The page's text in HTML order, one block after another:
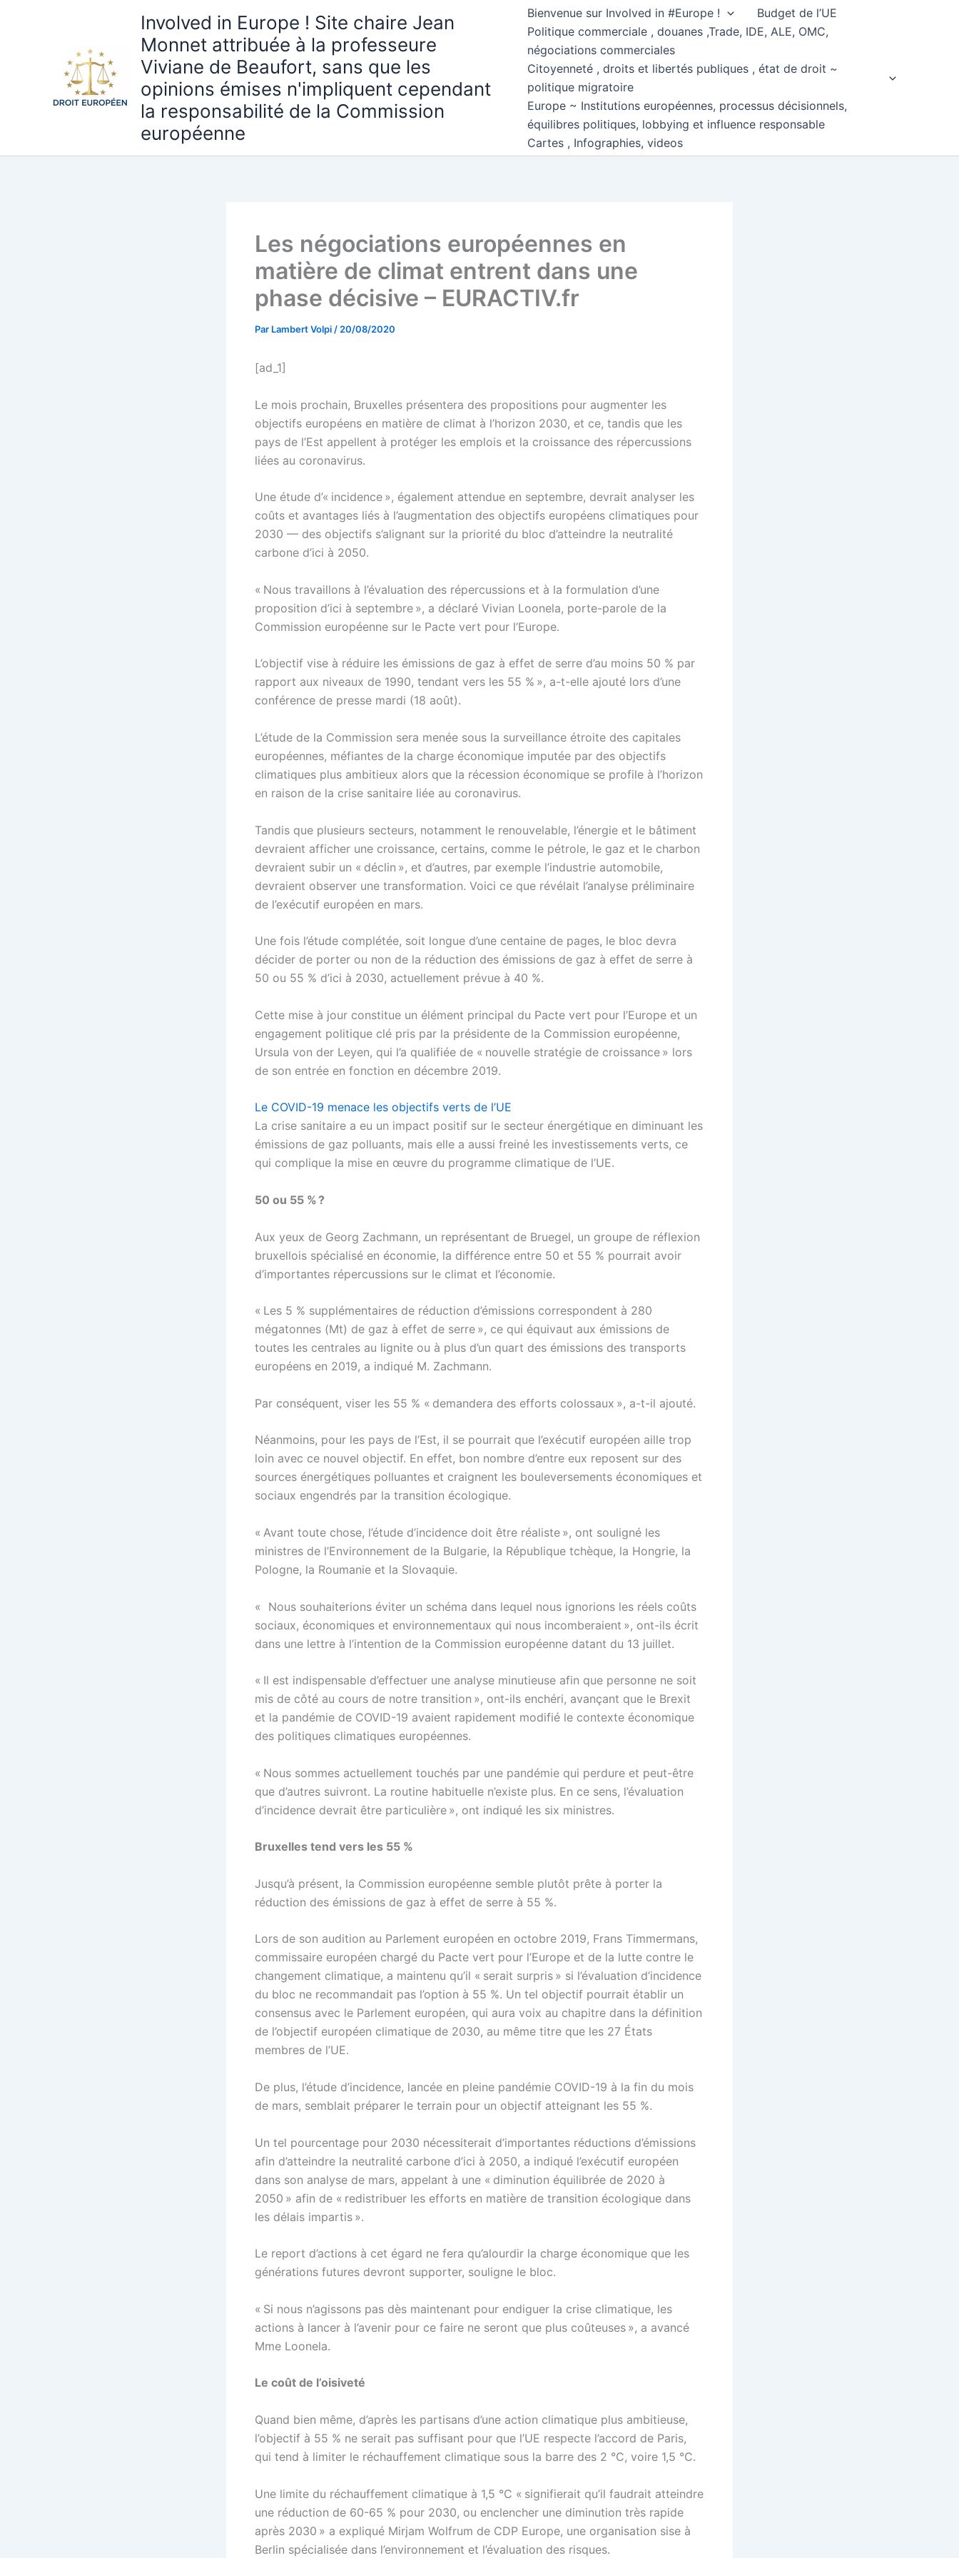
Involved in Europe ! Site chaire Jean
Monnet attribuée à la professeure
Viviane de Beaufort, sans que les
opinions émises n'impliquent cependant
la responsabilité de la Commission
européenne
Bienvenue sur Involved in #Europe !
Budget de l’UE
Politique commerciale , douanes ,Trade, IDE, ALE, OMC,
négociations commerciales
Citoyenneté , droits et libertés publiques , état de droit ~
politique migratoire
Europe ~ Institutions européennes, processus décisionnels,
équilibres politiques, lobbying et influence responsable
Cartes , Infographies, videos
Les négociations européennes en
matière de climat entrent dans une
phase décisive – EURACTIV.fr
Par Lambert Volpi / 20/08/2020
[ad_1]
Le mois prochain, Bruxelles présentera des propositions pour augmenter les
objectifs européens en matière de climat à l’horizon 2030, et ce, tandis que les
pays de l’Est appellent à protéger les emplois et la croissance des répercussions
liées au coronavirus.
Une étude d’« incidence », également attendue en septembre, devrait analyser les
coûts et avantages liés à l’augmentation des objectifs européens climatiques pour
2030 — des objectifs s’alignant sur la priorité du bloc d’atteindre la neutralité
carbone d’ici à 2050.
« Nous travaillons à l’évaluation des répercussions et à la formulation d’une
proposition d’ici à septembre », a déclaré Vivian Loonela, porte-parole de la
Commission européenne sur le Pacte vert pour l’Europe.
L’objectif vise à réduire les émissions de gaz à effet de serre d’au moins 50 % par
rapport aux niveaux de 1990, tendant vers les 55 % », a-t-elle ajouté lors d’une
conférence de presse mardi (18 août).
L’étude de la Commission sera menée sous la surveillance étroite des capitales
européennes, méfiantes de la charge économique imputée par des objectifs
climatiques plus ambitieux alors que la récession économique se profile à l’horizon
en raison de la crise sanitaire liée au coronavirus.
Tandis que plusieurs secteurs, notamment le renouvelable, l’énergie et le bâtiment
devraient afficher une croissance, certains, comme le pétrole, le gaz et le charbon
devraient subir un « déclin », et d’autres, par exemple l’industrie automobile,
devraient observer une transformation. Voici ce que révélait l’analyse préliminaire
de l’exécutif européen en mars.
Une fois l’étude complétée, soit longue d’une centaine de pages, le bloc devra
décider de porter ou non de la réduction des émissions de gaz à effet de serre à
50 ou 55 % d’ici à 2030, actuellement prévue à 40 %.
Cette mise à jour constitue un élément principal du Pacte vert pour l’Europe et un
engagement politique clé pris par la présidente de la Commission européenne,
Ursula von der Leyen, qui l’a qualifiée de « nouvelle stratégie de croissance » lors
de son entrée en fonction en décembre 2019.
Le COVID-19 menace les objectifs verts de l’UE
La crise sanitaire a eu un impact positif sur le secteur énergétique en diminuant les
émissions de gaz polluants, mais elle a aussi freiné les investissements verts, ce
qui complique la mise en œuvre du programme climatique de l’UE.
50 ou 55 % ?
Aux yeux de Georg Zachmann, un représentant de Bruegel, un groupe de réflexion
bruxellois spécialisé en économie, la différence entre 50 et 55 % pourrait avoir
d’importantes répercussions sur le climat et l’économie.
« Les 5 % supplémentaires de réduction d’émissions correspondent à 280
mégatonnes (Mt) de gaz à effet de serre », ce qui équivaut aux émissions de
toutes les centrales au lignite ou à plus d’un quart des émissions des transports
européens en 2019, a indiqué M. Zachmann.
Par conséquent, viser les 55 % « demandera des efforts colossaux », a-t-il ajouté.
Néanmoins, pour les pays de l’Est, il se pourrait que l’exécutif européen aille trop
loin avec ce nouvel objectif. En effet, bon nombre d’entre eux reposent sur des
sources énergétiques polluantes et craignent les bouleversements économiques et
sociaux engendrés par la transition écologique.
« Avant toute chose, l’étude d’incidence doit être réaliste », ont souligné les
ministres de l’Environnement de la Bulgarie, la République tchèque, la Hongrie, la
Pologne, la Roumanie et la Slovaquie.
« Nous souhaiterions éviter un schéma dans lequel nous ignorions les réels coûts
sociaux, économiques et environnementaux qui nous incomberaient », ont-ils écrit
dans une lettre à l’intention de la Commission européenne datant du 13 juillet.
« Il est indispensable d’effectuer une analyse minutieuse afin que personne ne soit
mis de côté au cours de notre transition », ont-ils enchéri, avançant que le Brexit
et la pandémie de COVID-19 avaient rapidement modifié le contexte économique
des politiques climatiques européennes.
« Nous sommes actuellement touchés par une pandémie qui perdure et peut-être
que d’autres suivront. La routine habituelle n’existe plus. En ce sens, l’évaluation
d’incidence devrait être particulière », ont indiqué les six ministres.
Bruxelles tend vers les 55 %
Jusqu’à présent, la Commission européenne semble plutôt prête à porter la
réduction des émissions de gaz à effet de serre à 55 %.
Lors de son audition au Parlement européen en octobre 2019, Frans Timmermans,
commissaire européen chargé du Pacte vert pour l’Europe et de la lutte contre le
changement climatique, a maintenu qu’il « serait surpris » si l’évaluation d’incidence
du bloc ne recommandait pas l’option à 55 %. Un tel objectif pourrait établir un
consensus avec le Parlement européen, qui aura voix au chapitre dans la définition
de l’objectif européen climatique de 2030, au même titre que les 27 États
membres de l’UE.
De plus, l’étude d’incidence, lancée en pleine pandémie COVID-19 à la fin du mois
de mars, semblait préparer le terrain pour un objectif atteignant les 55 %.
Un tel pourcentage pour 2030 nécessiterait d’importantes réductions d’émissions
afin d’atteindre la neutralité carbone d’ici à 2050, a indiqué l’exécutif européen
dans son analyse de mars, appelant à une « diminution équilibrée de 2020 à
2050 » afin de « redistribuer les efforts en matière de transition écologique dans
les délais impartis ».
Le report d’actions à cet égard ne fera qu’alourdir la charge économique que les
générations futures devront supporter, souligne le bloc.
« Si nous n’agissons pas dès maintenant pour endiguer la crise climatique, les
actions à lancer à l’avenir pour ce faire ne seront que plus coûteuses », a avancé
Mme Loonela.
Le coût de l’oisiveté
Quand bien même, d’après les partisans d’une action climatique plus ambitieuse,
l’objectif à 55 % ne serait pas suffisant pour que l’UE respecte l’accord de Paris,
qui tend à limiter le réchauffement climatique sous la barre des 2 °C, voire 1,5 °C.
Une limite du réchauffement climatique à 1,5 °C « signifierait qu’il faudrait atteindre
une réduction de 60-65 % pour 2030, ou enclencher une diminution très rapide
après 2030 » a expliqué Mirjam Wolfrum de CDP Europe, une organisation sise à
Berlin spécialisée dans l’environnement et l’évaluation des risques.